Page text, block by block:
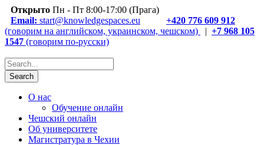
Открыто Пн - Пт 8:00-17:00 (Прага)
Email: start@knowledgespaces.eu
+420 776 609 912
(говорим на английском, украинском, чешском)
| +7 968 105
1547 (говорим по-русски)
О нас
Обучение онлайн
Чешский онлайн
Об университете
Магистратура в Чехии